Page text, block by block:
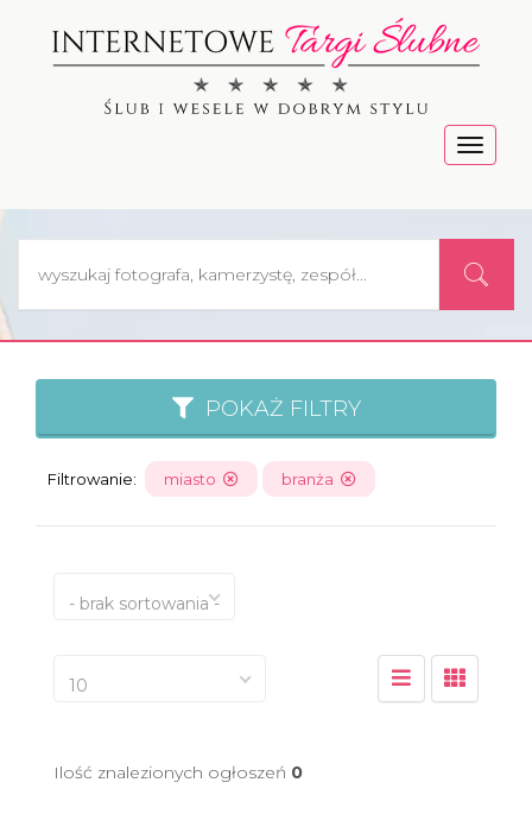
Menu
POKAŻ FILTRY
Filtrowanie: miasto branża
- brak sortowania -
10
Ilość znalezionych ogłoszeń 0